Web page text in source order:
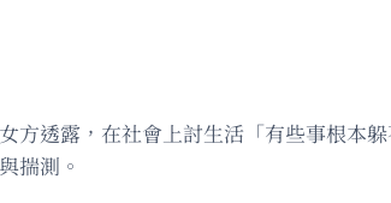
透露，在社會上討生活「有些事根本
揣測。